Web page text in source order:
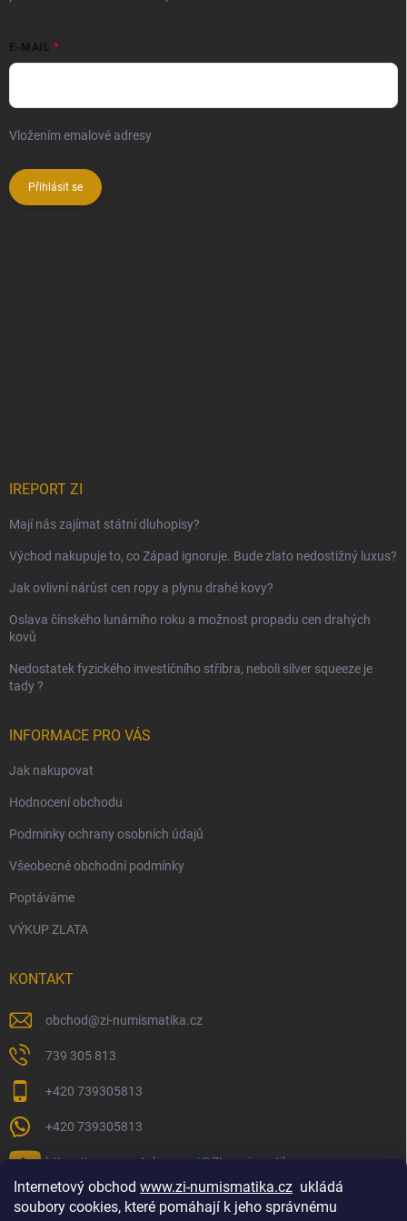
Internetový obchod www.zi-numismatika.cz ukládá
soubory cookies, které pomáhají k jeho správnému
E-MAIL
Vložením emalové adresy
Přihlásit se
IREPORT ZI
Mají nás zajímat státní dluhopisy?
Východ nakupuje to, co Západ ignoruje. Bude zlato nedostižný luxus?
Jak ovlivní nárůst cen ropy a plynu drahé kovy?
Oslava čínského lunárního roku a možnost propadu cen drahých
kovů
Nedostatek fyzického investičního stříbra, neboli silver squeeze je
tady ?
INFORMACE PRO VÁS
Jak nakupovat
Hodnocení obchodu
Podmínky ochrany osobních údajů
Všeobecné obchodní podmínky
Poptáváme
VÝKUP ZLATA
KONTAKT
obchod@zi-numismatika.cz
739 305 813
+420 739305813
+420 739305813
https://www.youtube.com/@ZInumismatika